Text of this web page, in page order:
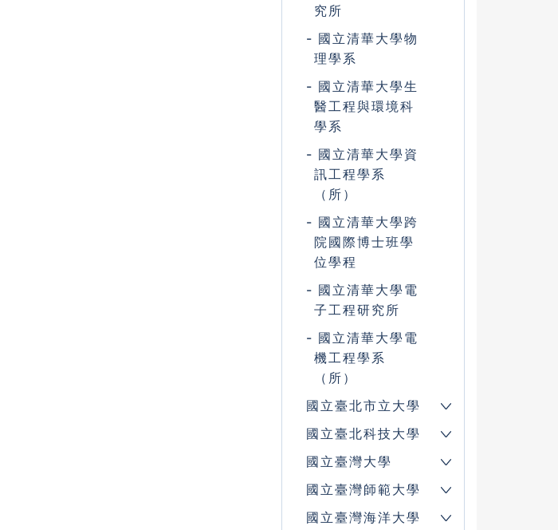
究所
國立清華大學物
理學系
國立清華大學生
醫工程與環境科
學系
國立清華大學資
訊工程學系
（所）
國立清華大學跨
院國際博士班學
位學程
國立清華大學電
子工程研究所
國立清華大學電
機工程學系
（所）
國立臺北市立大學
國立臺北科技大學
國立臺灣大學
國立臺灣師範大學
國立臺灣海洋大學